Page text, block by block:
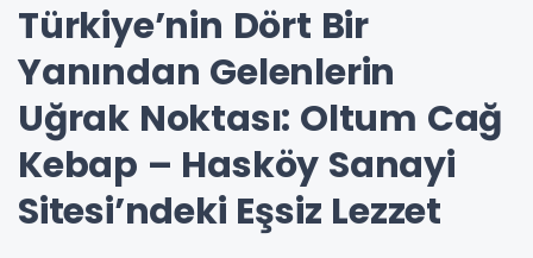
Türkiye’nin Dört Bir
Yanından Gelenlerin
Uğrak Noktası: Oltum Cağ
Kebap – Hasköy Sanayi
Sitesi’ndeki Eşsiz Lezzet